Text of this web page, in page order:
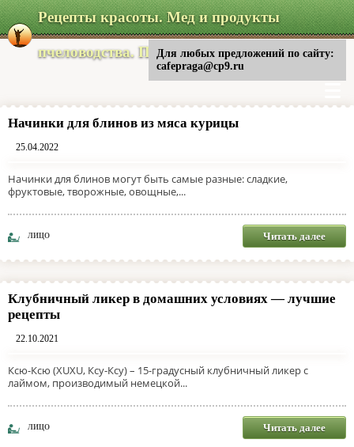
Рецепты красоты. Мед и продукты
пчеловодства. Питание
Начинки для блинов из мяса курицы
25.04.2022
Начинки для блинов могут быть самые разные: сладкие,
фруктовые, творожные, овощные,...
ЛИЦО Читать далее
Клубничный ликер в домашних условиях — лучшие
рецепты
22.10.2021
Ксю-Ксю (XUXU, Ксу-Ксу) – 15-градусный клубничный ликер с
лаймом, производимый немецкой...
ЛИЦО Читать далее
Для любых предложений по сайту:
cafepraga@cp9.ru